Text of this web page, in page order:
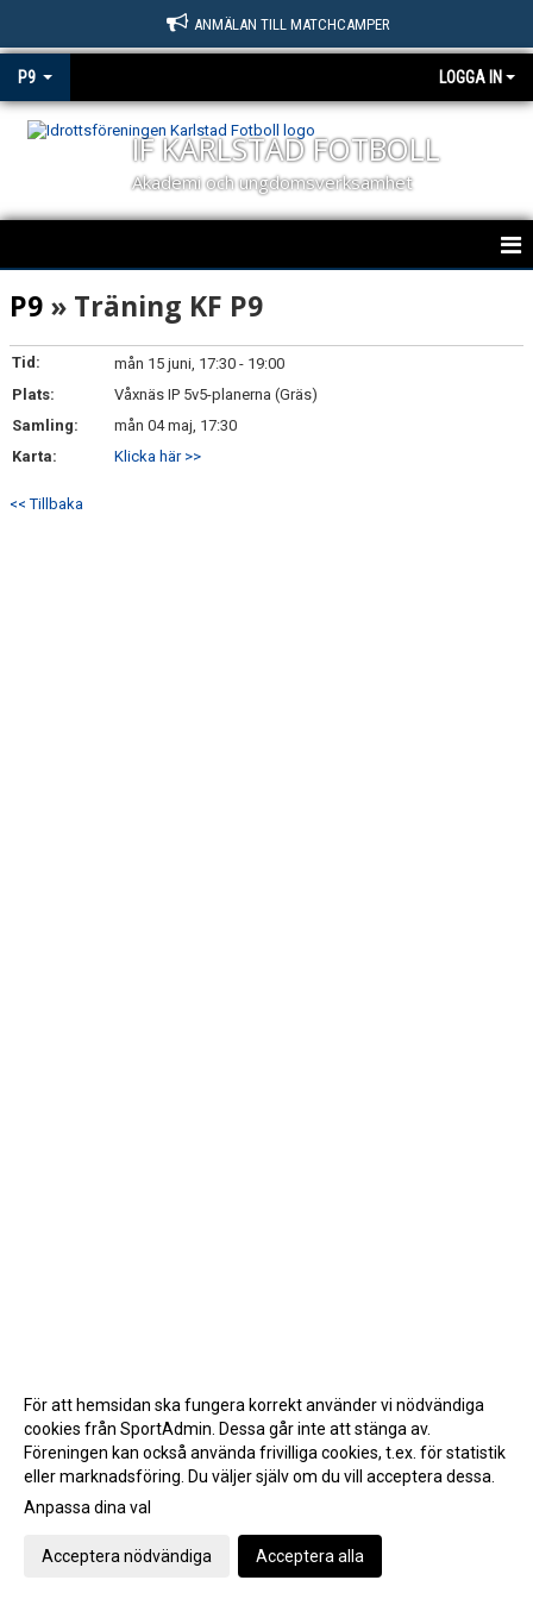
ANMÄLAN TILL MATCHCAMPER
P9 LOGGA IN
IF KARLSTAD FOTBOLL
Akademi och ungdomsverksamhet
HEM
NYHETER
KALENDER
TRUPPEN
P9 » Träning KF P9
Tid:
mån 15 juni, 17:30 - 19:00
Plats:
Våxnäs IP 5v5-planerna (Gräs)
Samling:
mån 04 maj, 17:30
Karta:
Klicka här >>
<< Tillbaka
Gå till Webbversion
För att hemsidan ska fungera korrekt använder vi nödvändiga
cookies från SportAdmin. Dessa går inte att stänga av.
Föreningen kan också använda frivilliga cookies, t.ex. för statistik
eller marknadsföring. Du väljer själv om du vill acceptera dessa.
Anpassa dina val
Acceptera nödvändiga Acceptera alla